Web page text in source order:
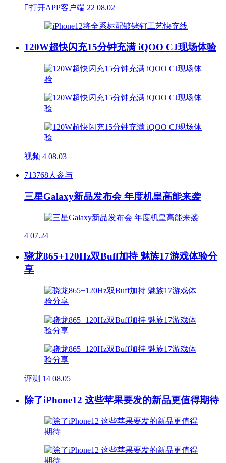
打开APP客户端 22 08.02
120W超快闪充15分钟充满 iQOO CJ现场体验
视频 4 08.03
713768人参与
三星Galaxy新品发布会 年度机皇高能来袭
4 07.24
骁龙865+120Hz双Buff加持 魅族17游戏体验分
享
评测 14 08.05
除了iPhone12 这些苹果要发的新品更值得期待